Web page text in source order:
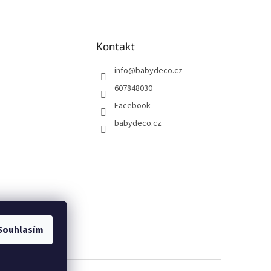
Kontakt
info@babydeco.cz
607848030
Facebook
babydeco.cz